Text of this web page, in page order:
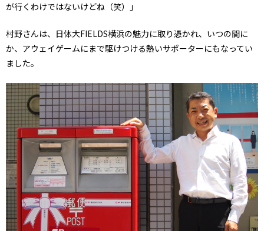
が行くわけではないけどね（笑）」
村野さんは、日体大FIELDS横浜の魅力に取り憑かれ、いつの間に
か、アウェイゲームにまで駆けつける熱いサポーターにもなってい
ました。